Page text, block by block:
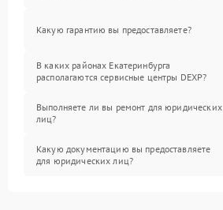
Какую гарантию вы предоставляете?
В каких районах Екатеринбурга
располагаются сервисные центры DEXP?
Выполняете ли вы ремонт для юридических
лиц?
Какую документацию вы предоставляете
для юридических лиц?